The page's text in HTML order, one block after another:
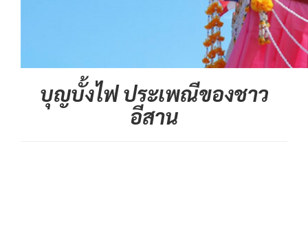
บุญบั้งไฟ ประเพณีของชาว
อีสาน